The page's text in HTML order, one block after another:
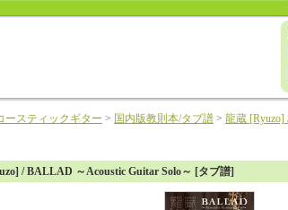
ースティックギター > 国内版教則本/タブ譜 > 龍蔵 [Ryuzo]
/ BALLAD ～Acoustic Guitar Solo～ [タブ譜]